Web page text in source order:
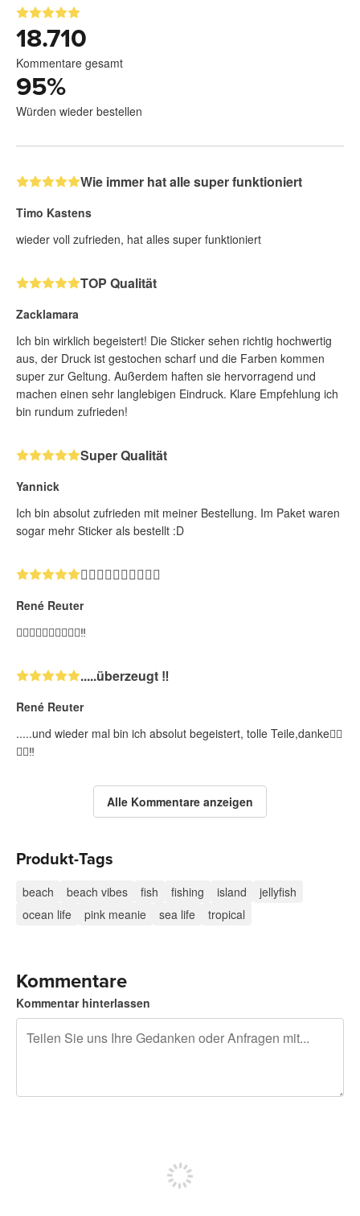
18.710
Kommentare gesamt
95%
Würden wieder bestellen
Wie immer hat alle super funktioniert
Timo Kastens
wieder voll zufrieden, hat alles super funktioniert
TOP Qualität
Zacklamara
Ich bin wirklich begeistert! Die Sticker sehen richtig hochwertig
aus, der Druck ist gestochen scharf und die Farben kommen
super zur Geltung. Außerdem haften sie hervorragend und
machen einen sehr langlebigen Eindruck. Klare Empfehlung ich
bin rundum zufrieden!
Super Qualität
Yannick
Ich bin absolut zufrieden mit meiner Bestellung. Im Paket waren
sogar mehr Sticker als bestellt :D
👍🏻👍🏻👍🏻👍🏻👍🏻
René Reuter
👍🏻👍🏻👍🏻👍🏻👍🏻‼️
.....überzeugt ‼️
René Reuter
.....und wieder mal bin ich absolut begeistert, tolle Teile,danke👍🏻
✌🏻‼️
Alle Kommentare anzeigen
Produkt-Tags
beach beach vibes fish fishing island
jellyfish
ocean life
pink meanie sea life tropical
Kommentare
Kommentar hinterlassen